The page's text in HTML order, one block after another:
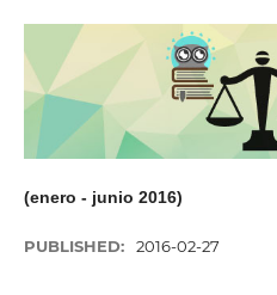
(enero - junio 2016)
PUBLISHED: 2016-02-27